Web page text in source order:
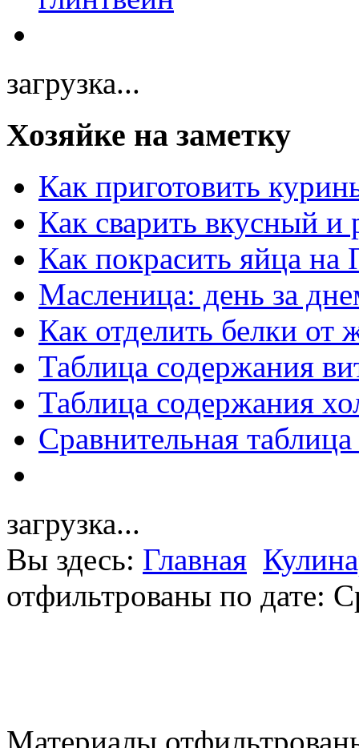
загрузка...
Хозяйке на заметку
Как приготовить
Как сварить вкусный и
Как покрасить яйца на
Масленица: день за
Как отделить белки от
Таблица содержания
Таблица содержания
Сравнительная
загрузка...
Вы здесь: Главная
отфильтрованы по дате: